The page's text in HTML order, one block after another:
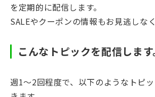
を定期的に配信します。
SALEやクーポンの情報もお見逃しな
こんなトピックを配信します
週1～2回程度で、以下のようなトピ